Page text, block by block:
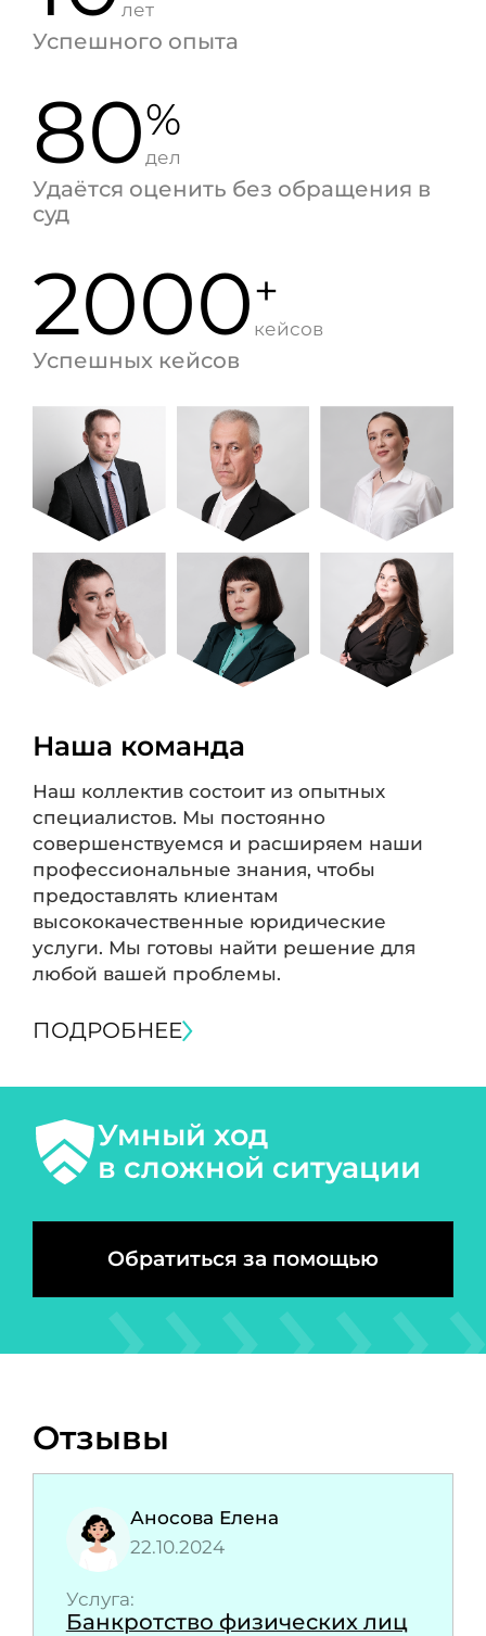
лет
Успешного опыта
80%
дел
Удаётся оценить без обращения в
суд
2000+
кейсов
Успешных кейсов
Наша команда
Наш коллектив состоит из опытных
специалистов. Мы постоянно
совершенствуемся и расширяем наши
профессиональные знания, чтобы
предоставлять клиентам
высококачественные юридические
услуги. Мы готовы найти решение для
любой вашей проблемы.
ПОДРОБНЕЕ
Умный ход
в сложной ситуации
Обратиться за помощью
Отзывы
Аносова Елена
22.10.2024
Услуга:
Банкротство физических лиц